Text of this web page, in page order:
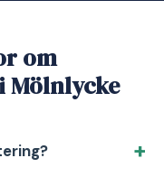
om
Mölnlycke